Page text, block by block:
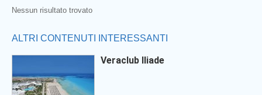
Nessun risultato trovato
ALTRI CONTENUTI INTERESSANTI
Veraclub Iliade